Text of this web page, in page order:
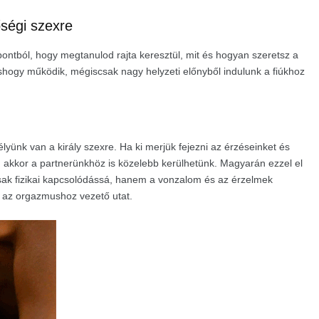
szexre
hogy megtanulod rajta keresztül, mit és hogyan szeretsz a
működik, mégiscsak nagy helyzeti előnyből indulunk a fiúkhoz
van a király szexre. Ha ki merjük fejezni az érzéseinket és
a partnerünkhöz is közelebb kerülhetünk. Magyarán ezzel el
fizikai kapcsolódássá, hanem a vonzalom és az érzelmek
orgazmushoz vezető utat.